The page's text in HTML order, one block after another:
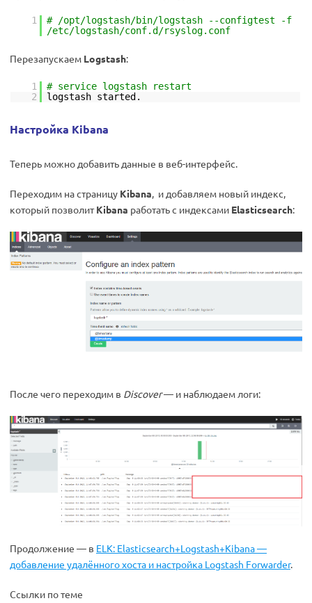
1
# /opt/logstash/bin/logstash --configtest -f
/etc/logstash/conf.d/rsyslog.conf
Перезапускаем Logstash:
1
# service logstash restart
2
logstash started.
Настройка Kibana
Теперь можно добавить данные в веб-интерфейс.
Переходим на страницу Kibana, и добавляем новый индекс,
который позволитKibana работать с индексами Elasticsearch:
После чего переходим в Discover— и наблюдаем логи:
Продолжение — в ELK: Elasticsearch+Logstash+Kibana —
добавление удалённого хоста и настройка Logstash Forwarder.
Ссылки по теме